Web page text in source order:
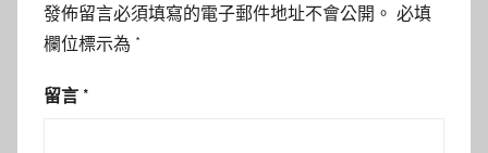
發佈留言必須填寫的電子郵件地址不會公開。 必填
欄位標示為 *
留言 *